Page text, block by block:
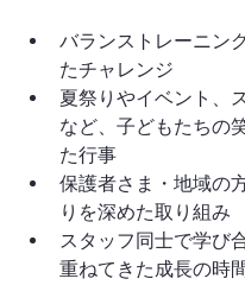
バランストレーニン
たチャレンジ
夏祭りやイベント、
など、子どもたちの
た行事
保護者さま・地域の
りを深めた取り組み
スタッフ同士で学び
重ねてきた成長の時